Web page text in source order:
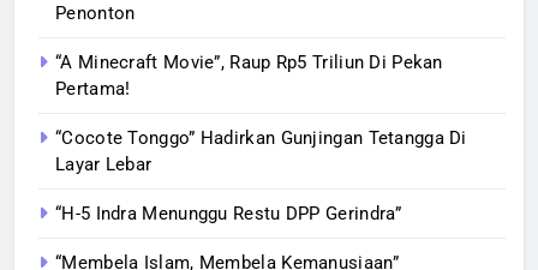
Penonton
“A Minecraft Movie”, Raup Rp5 Triliun Di Pekan
Pertama!
“Cocote Tonggo” Hadirkan Gunjingan Tetangga Di
Layar Lebar
“H-5 Indra Menunggu Restu DPP Gerindra”
“Membela Islam, Membela Kemanusiaan”